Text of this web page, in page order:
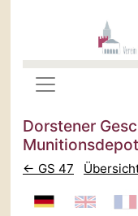
Dorstener
← GS 47